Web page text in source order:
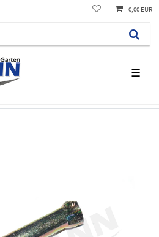
☰
0,00 EUR